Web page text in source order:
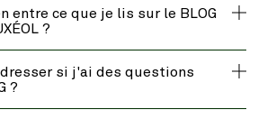
entre ce que je lis sur le BLOG
?
si j'ai des questions
?